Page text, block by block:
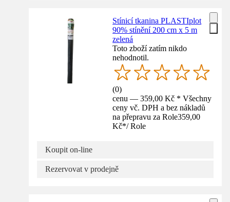
Stínicí tkanina PLASTIplot
90% stínění 200 cm x 5 m
zelená
Toto zboží zatím nikdo
nehodnotil.
(0)
cenu — 359,00 Kč * Všechny
ceny vč. DPH a bez nákladů
na přepravu za Role359,00
Kč*/ Role
Koupit on-line
Rezervovat v prodejně